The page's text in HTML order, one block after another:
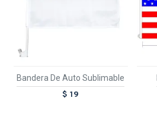
Bandera De Auto Sublimable
$ 19